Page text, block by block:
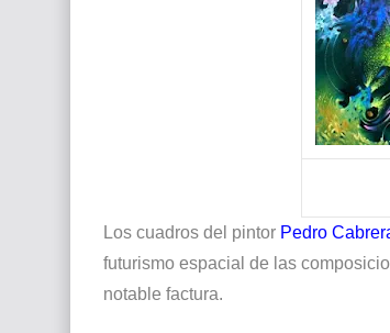
Los cuadros del pintor Pedro
futurismo espacial de las
notable factura.